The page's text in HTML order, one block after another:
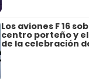
Los aviones F 16
centro porteño y
de la celebración